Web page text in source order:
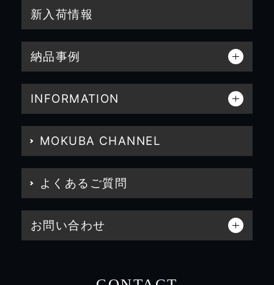
新入荷情報
納品事例
INFORMATION
MOKUBA CHANNEL
よくあるご質問
お問い合わせ